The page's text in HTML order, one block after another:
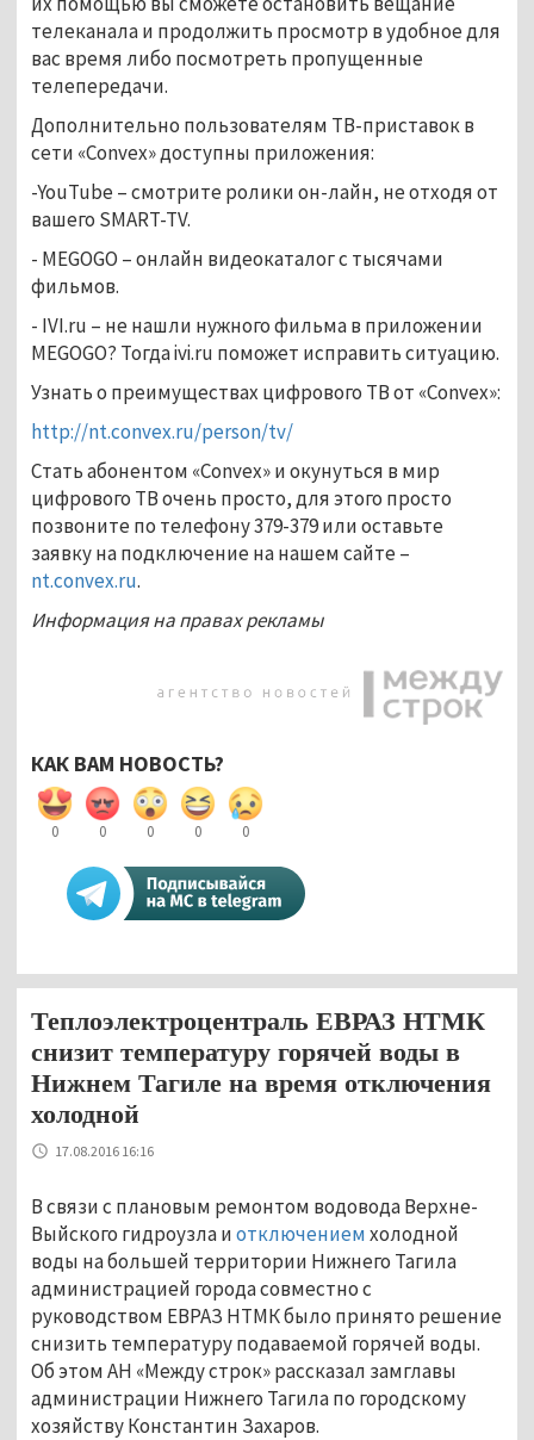
телеканала и продолжить просмотр в удобное для
вас время либо посмотреть пропущенные
телепередачи.
Дополнительно пользователям ТВ-приставок в
сети «Convex» доступны приложения:
-YouTube – смотрите ролики он-лайн, не отходя от
вашего SMART-TV.
- MEGOGO – онлайн видеокаталог с тысячами
фильмов.
- IVI.ru – не нашли нужного фильма в приложении
MEGOGO? Тогда ivi.ru поможет исправить ситуацию.
Узнать о преимуществах цифрового ТВ от «Convex»:
http://nt.convex.ru/person/tv/
Стать абонентом «Convex» и окунуться в мир
цифрового ТВ очень просто, для этого просто
позвоните по телефону 379-379 или оставьте
заявку на подключение на нашем сайте –
nt.convex.ru.
Информация на правах рекламы
КАК ВАМ НОВОСТЬ?
0 0 0 0 0
Теплоэлектроцентраль ЕВРАЗ НТМК
снизит температуру горячей воды в
Нижнем Тагиле на время отключения
холодной
17.08.2016 16:16
В связи с плановым ремонтом водовода Верхне-
Выйского гидроузла иотключениемхолодной
воды на большей территории Нижнего Тагила
администрацией города совместно с
руководством ЕВРАЗ НТМК было принято решение
снизить температуру подаваемой горячей воды.
Об этом АН «Между строк» рассказал замглавы
администрации Нижнего Тагила по городскому
хозяйству Константин Захаров.